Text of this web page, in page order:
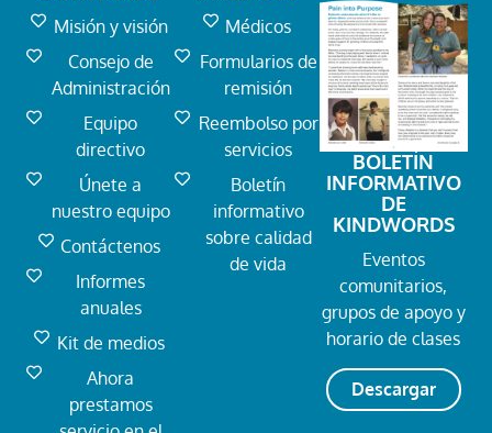
Misión y visión
Consejo de
Administración
Equipo
directivo
Únete a
nuestro equipo
Contáctenos
Informes
anuales
Kit de medios
Ahora
prestamos
Médicos
Formularios de
remisión
Reembolso por
servicios
Boletín
informativo
sobre calidad
de vida
BOLETÍN
INFORMATIVO
DE
KINDWORDS
Eventos
comunitarios,
grupos de apoyo y
horario de clases
Descargar